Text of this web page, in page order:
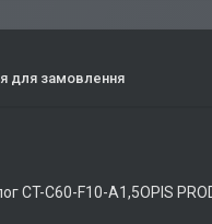
для замовлення
CT-C60-F10-A1,5OPIS